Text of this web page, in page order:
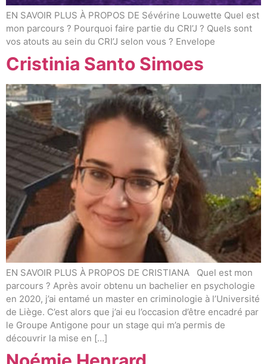
EN SAVOIR PLUS À PROPOS DE Sévérine Louwette Quel est
mon parcours ? Pourquoi faire partie du CRI’J ? Quels sont
vos atouts au sein du CRI’J selon vous ? Envelope
Cristinia Santo Simoes
EN SAVOIR PLUS À PROPOS DE CRISTIANA Quel est mon
parcours ? Après avoir obtenu un bachelier en psychologie
en 2020, j’ai entamé un master en criminologie à l’Université
de Liège. C’est alors que j’ai eu l’occasion d’être encadré par
le Groupe Antigone pour un stage qui m’a permis de
découvrir la mise en […]